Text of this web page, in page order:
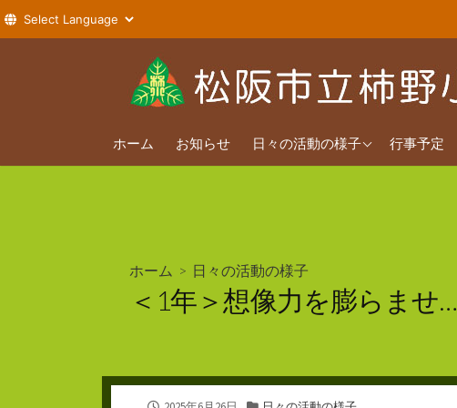
へ
ホーム お知らせ 日々の活動の様子
2026年度
行事予定
ホーム > 日々の活動の様子
＜1年＞想像力を膨らませ…
公
カ